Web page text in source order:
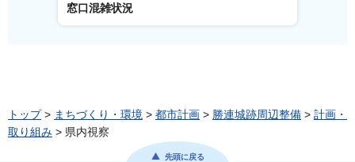
窓口混雑状況
トップ> まちづくり・環境 > 都市計画 > 勝連城跡周辺整備 > 計画・
取り組み > 県内視察
先頭に戻る